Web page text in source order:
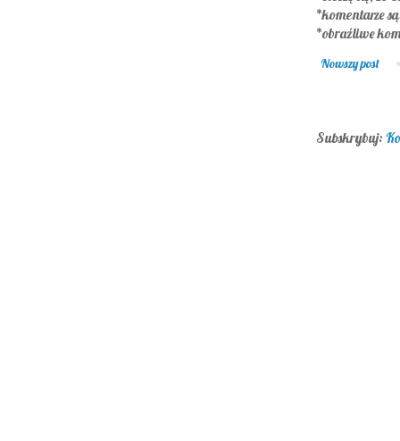
*komentarze
*obraźliwe
Nowszy post
Subskrybuj: